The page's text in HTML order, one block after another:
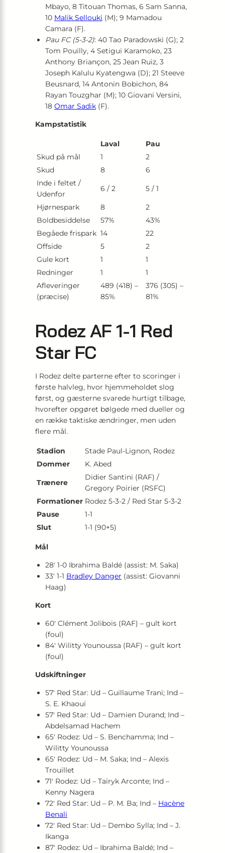
Mbayo, 8 Titouan Thomas, 6 Sam Sanna,
10 Malik Sellouki (M); 9 Mamadou
Camara (F).
Pau FC (5-3-2): 40 Tao Paradowski (G); 2
Tom Pouilly, 4 Setigui Karamoko, 23
Anthony Briançon, 25 Jean Ruiz, 3
Joseph Kalulu Kyatengwa (D); 21 Steeve
Beusnard, 14 Antonin Bobichon, 84
Rayan Touzghar (M); 10 Giovani Versini,
18 Omar Sadik (F).
Kampstatistik
Laval
Pau
Skud på mål
1
2
Skud
8
6
Inde i feltet /
Udenfor
6 / 2 5 / 1
Hjørnespark 8
2
Boldbesiddelse
57%
43%
Begåede frispark 14
22
Offside
5
2
Gule kort
1
1
Redninger
1
1
Afleveringer
(præcise)
489 (418) –
85%
376 (305) –
81%
Rodez AF 1-1 Red
Star FC
I Rodez delte parterne efter to scoringer i
første halvleg, hvor hjemmeholdet slog
først, og gæsterne svarede hurtigt tilbage,
hvorefter opgøret bølgede med dueller og
en række taktiske ændringer, men uden
flere mål.
Stadion
Stade Paul-Lignon, Rodez
Dommer
K. Abed
Trænere
Didier Santini (RAF) /
Gregory Poirier (RSFC)
Formationer Rodez 5-3-2 / Red Star 5-3-2
Pause
1-1
Slut
1-1 (90+5)
Mål
28′ 1-0 Ibrahima Baldé (assist: M. Saka)
33′ 1-1 Bradley Danger (assist: Giovanni
Haag)
Kort
60′ Clément Jolibois (RAF) – gult kort
(foul)
84′ Wilitty Younoussa (RAF) – gult kort
(foul)
Udskiftninger
57′ Red Star: Ud – Guillaume Trani; Ind –
S. E. Khaoui
57′ Red Star: Ud – Damien Durand; Ind –
Abdelsamad Hachem
65′ Rodez: Ud – S. Benchamma; Ind –
Wilitty Younoussa
65′ Rodez: Ud – M. Saka; Ind – Alexis
Trouillet
71′ Rodez: Ud – Taïryk Arconte; Ind –
Kenny Nagera
72′ Red Star: Ud – P. M. Ba; Ind – Hacène
Benali
72′ Red Star: Ud – Dembo Sylla; Ind – J.
Ikanga
87′ Rodez: Ud – Ibrahima Baldé; Ind –